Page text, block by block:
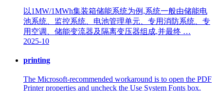
以1MW/1MWh集装箱储能系统为例,系统一般由储能电
池系统、监控系统、电池管理单元、专用消防系统、专
用空调、储能变流器及隔离变压器组成,并最终 …
2025-10
printing
The Microsoft-recommended workaround is to open the PDF
Printer properties and uncheck the Use System Fonts box.